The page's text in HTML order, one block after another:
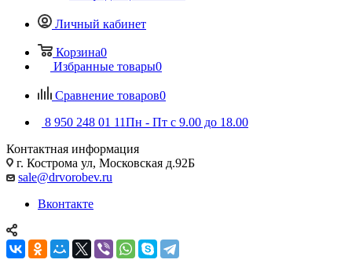
Личный кабинет
Корзина0
Избранные товары0
Сравнение товаров0
8 950 248 01 11Пн - Пт с 9.00 до 18.00
Контактная информация
г. Кострома ул, Московская д.92Б
sale@drvorobev.ru
Вконтакте